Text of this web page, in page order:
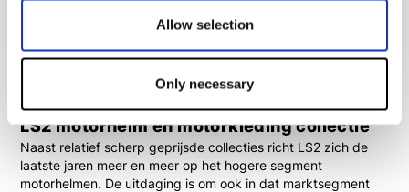
Allow selection
Only necessary
composietvezel en schokabsorberende binnenschalen van
organische vezels, voor protectie waar je op kunt
vertrouwen. Hiermee maakt LS2 zich een serieuze jongen
motorhelmen.
LS2 motorhelm en motorkleding collectie
Naast relatief scherp geprijsde collecties richt LS2 zich de
laatste jaren meer en meer op het hogere segment
motorhelmen. De uitdaging is om ook in dat marktsegment